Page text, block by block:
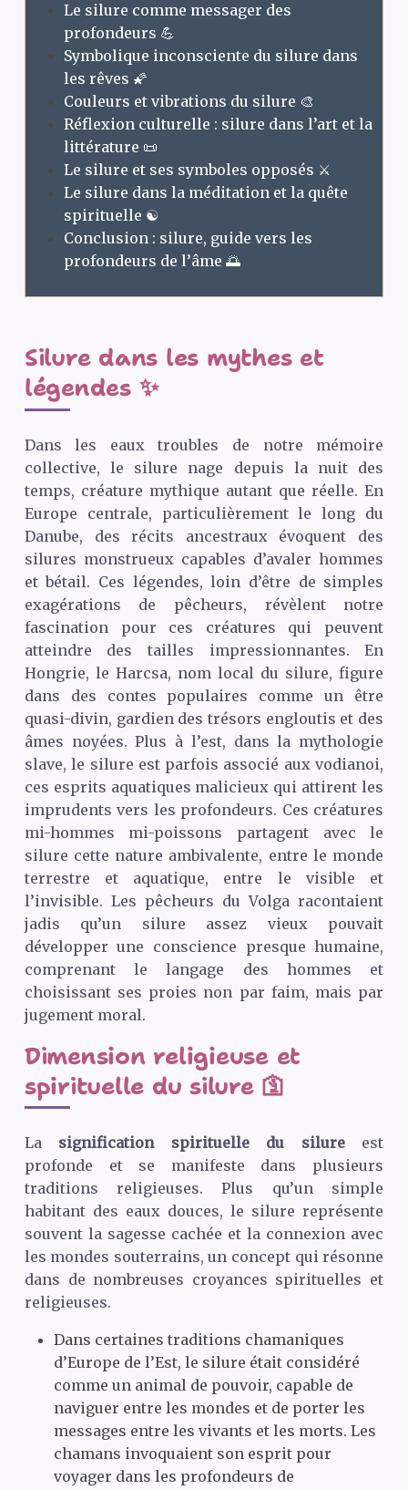
Le silure comme messager des
profondeurs 💪
Symbolique inconsciente du silure dans
les rêves 🌠
Couleurs et vibrations du silure 🎨
Réflexion culturelle : silure dans l’art et la
littérature 📜
Le silure et ses symboles opposés ⚔️
Le silure dans la méditation et la quête
spirituelle ☯️
Conclusion : silure, guide vers les
profondeurs de l’âme 🌅
Silure dans les mythes et
légendes ✨
Dans les eaux troubles de notre mémoire
collective, le silure nage depuis la nuit des
temps, créature mythique autant que réelle. En
Europe centrale, particulièrement le long du
Danube, des récits ancestraux évoquent des
silures monstrueux capables d’avaler hommes
et bétail. Ces légendes, loin d’être de simples
exagérations de pêcheurs, révèlent notre
fascination pour ces créatures qui peuvent
atteindre des tailles impressionnantes. En
Hongrie, le Harcsa, nom local du silure, figure
dans des contes populaires comme un être
quasi-divin, gardien des trésors engloutis et des
âmes noyées. Plus à l’est, dans la mythologie
slave, le silure est parfois associé aux vodianoi,
ces esprits aquatiques malicieux qui attirent les
imprudents vers les profondeurs. Ces créatures
mi-hommes mi-poissons partagent avec le
silure cette nature ambivalente, entre le monde
terrestre et aquatique, entre le visible et
l’invisible. Les pêcheurs du Volga racontaient
jadis qu’un silure assez vieux pouvait
développer une conscience presque humaine,
comprenant le langage des hommes et
choisissant ses proies non par faim, mais par
jugement moral.
Dimension religieuse et
spirituelle du silure 🛐
La signification spirituelle du silureest
profonde et se manifeste dans plusieurs
traditions religieuses. Plus qu’un simple
habitant des eaux douces, le silure représente
souvent la sagesse cachée et la connexion avec
les mondes souterrains, un concept qui résonne
dans de nombreuses croyances spirituelles et
religieuses.
Dans certaines traditions chamaniques
d’Europe de l’Est, le silure était considéré
comme un animal de pouvoir, capable de
naviguer entre les mondes et de porter les
messages entre les vivants et les morts. Les
chamans invoquaient son esprit pour
voyager dans les profondeurs de